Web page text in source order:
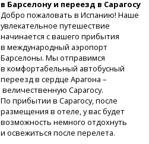
в Барселону и переезд в Сарагосу
Добро пожаловать в Испанию! Наше
увлекательное путешествие
начинается с вашего прибытия
в международный аэропорт
Барселоны. Мы отправимся
в комфортабельный автобусный
переезд в сердце Арагона –
величественную Сарагосу.
По прибытии в Сарагосу, после
размещения в отеле, у вас будет
возможность немного отдохнуть
и освежиться после перелета.